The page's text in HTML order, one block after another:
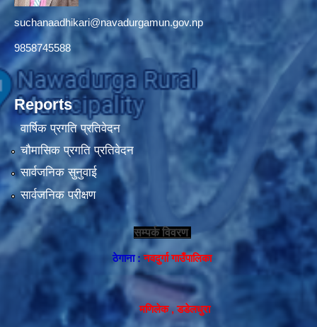
suchanaadhikari@navadurgamun.gov.np
9858745588
Reports
वार्षिक प्रगति प्रतिवेदन
चौमासिक प्रगति प्रतिवेदन
सार्वजनिक सुनुवाई
सार्वजनिक परीक्षण
सम्पर्क विवरण
ठेगाना :नवदुर्गा गाउँपालिका
मणिलेक , डडेलधुरा